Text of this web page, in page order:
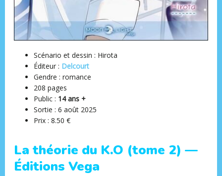
Scénario et dessin : Hirota
Éditeur ‏: Delcourt
Gendre : romance
208 pages
Public : 14 ans +
Sortie : ‎6 août 2025
Prix : 8.50 €
La théorie du K.O (tome 2) —
Éditions Vega